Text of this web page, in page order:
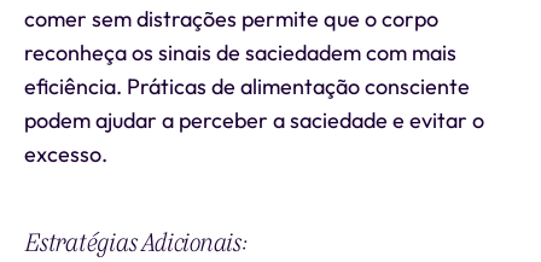
comer sem distrações permite que o corpo
reconheça os sinais de saciedadem com mais
eficiência. Práticas de alimentação consciente
podem ajudar a perceber a saciedade e evitar o
excesso.
Estratégias Adicionais: